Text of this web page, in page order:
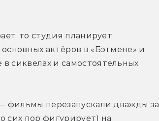
то студия планирует
актёров в «Бэтмене» и
сиквелах и самостоятельных
фильмы перезапускали дважды за
сих пор фигурирует) на